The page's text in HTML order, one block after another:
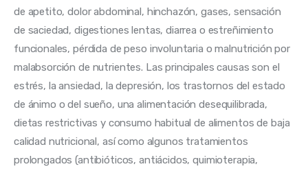
de apetito, dolor abdominal, hinchazón, gases, sensación
de saciedad, digestiones lentas, diarrea o estreñimiento
funcionales, pérdida de peso involuntaria o malnutrición por
malabsorción de nutrientes. Las principales causas son el
estrés, la ansiedad, la depresión, los trastornos del estado
de ánimo o del sueño, una alimentación desequilibrada,
dietas restrictivas y consumo habitual de alimentos de baja
calidad nutricional, así como algunos tratamientos
prolongados (antibióticos, antiácidos, quimioterapia,